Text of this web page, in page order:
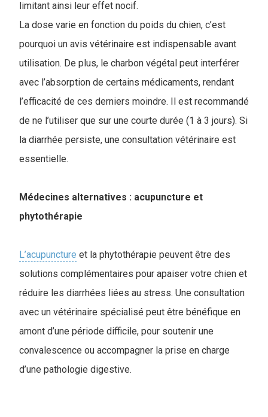
limitant ainsi leur effet nocif.
La dose varie en fonction du poids du chien, c’est
pourquoi un avis vétérinaire est indispensable avant
utilisation. De plus, le charbon végétal peut interférer
avec l’absorption de certains médicaments, rendant
l’efficacité de ces derniers moindre. Il est recommandé
de ne l’utiliser que sur une courte durée (1 à 3 jours). Si
la diarrhée persiste, une consultation vétérinaire est
essentielle.
Médecines alternatives : acupuncture et
phytothérapie
L’acupuncture et la phytothérapie peuvent être des
solutions complémentaires pour apaiser votre chien et
réduire les diarrhées liées au stress. Une consultation
avec un vétérinaire spécialisé peut être bénéfique en
amont d’une période difficile, pour soutenir une
convalescence ou accompagner la prise en charge
d’une pathologie digestive.